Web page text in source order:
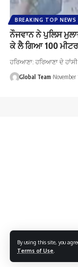
By using this site, you
Terms of Use
BREAKING TOP NEWS
ਨੌਜਵਾਨ ਨੇ ਪੁਲਿਸ
ਕੇ ਲੈ ਗਿਆ 100
ਹਰਿਆਣਾ: ਹਰਿਆਣਾ ਦੇ
Global Team November